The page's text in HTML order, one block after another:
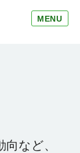
MENU
など、